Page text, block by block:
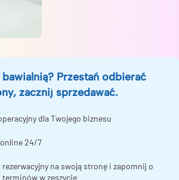
bawialnią? Przestań odbierać
zacznij sprzedawać.
dla Twojego biznesu
24/7
na swoją stronę i zapomnij o
w zeszycie